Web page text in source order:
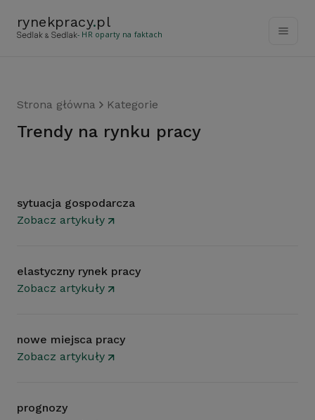
rynekpracy.pl
- HR oparty na faktach
Strona główna Kategorie
Trendy na rynku pracy
sytuacja gospodarcza
Zobacz artykuły
elastyczny rynek pracy
Zobacz artykuły
nowe miejsca pracy
Zobacz artykuły
prognozy